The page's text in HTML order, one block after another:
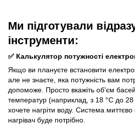
Ми підготували
інструменти:
✅ Калькулятор потужності
Якщо ви плануєте встановити
але не знаєте, яка потужність вам
допоможе. Просто вкажіть об'єм
температур (наприклад, з 18 °C до 28
хочете нагріти воду. Система миттєво
нагрівач буде потрібно.